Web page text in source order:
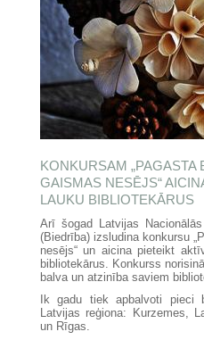
KONKURSAM „PAGASTA
GAISMAS NESĒJS“
LAUKU BIBLIOTEKĀRUS
Arī šogad Latvijas
(Biedrība) izsludina konkursu
nesējs“ un aicina pieteikt
bibliotekārus. Konkurss
balva un atzinība saviem
Ik gadu tiek apbalvoti pieci
Latvijas reģiona: Kurzemes,
un Rīgas.